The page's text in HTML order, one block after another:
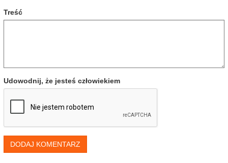
Treść
Udowodnij, że jesteś człowiekiem
DODAJ KOMENTARZ